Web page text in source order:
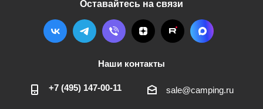
Оставайтесь на связи
Наши контакты
+7 (495) 147-00-11 sale@camping.ru